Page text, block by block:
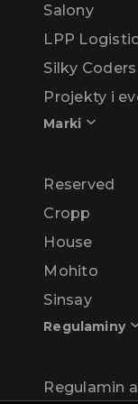
Salony
LPP
Silky Coders
Projekty i
Marki
Reserved
Cropp
House
Mohito
Sinsay
Regulaminy
Regulamin